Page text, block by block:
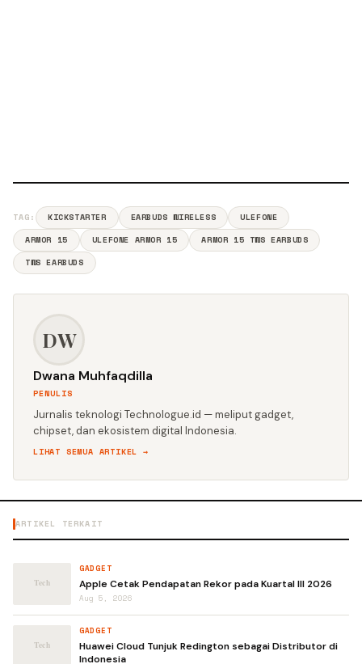
TAG: KICKSTARTER EARBUDS WIRELESS
ULEFONE
ARMOR 15
ULEFONE ARMOR 15
ARMOR 15 TWS EARBUDS
TWS EARBUDS
DW
Dwana Muhfaqdilla
PENULIS
Jurnalis teknologi Technologue.id — meliput gadget,
chipset, dan ekosistem digital Indonesia.
LIHAT SEMUA ARTIKEL →
ARTIKEL TERKAIT
GADGET
Apple Cetak Pendapatan Rekor pada Kuartal III 2026
Aug 5, 2026
GADGET
Huawei Cloud Tunjuk Redington sebagai Distributor di
Indonesia